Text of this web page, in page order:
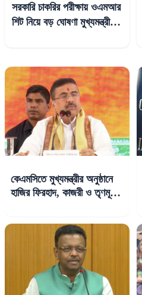
সরকারি চাকরির পরীক্ষায় ওএমআর
শিট নিয়ে বড় ঘোষণা মুখ্যমন্ত্রীর,
কেএমসিতে মুখ্যমন্ত্রীর অনুষ্ঠানে
হাজির ফিরহাদ, কাজরী ও তৃণমূল